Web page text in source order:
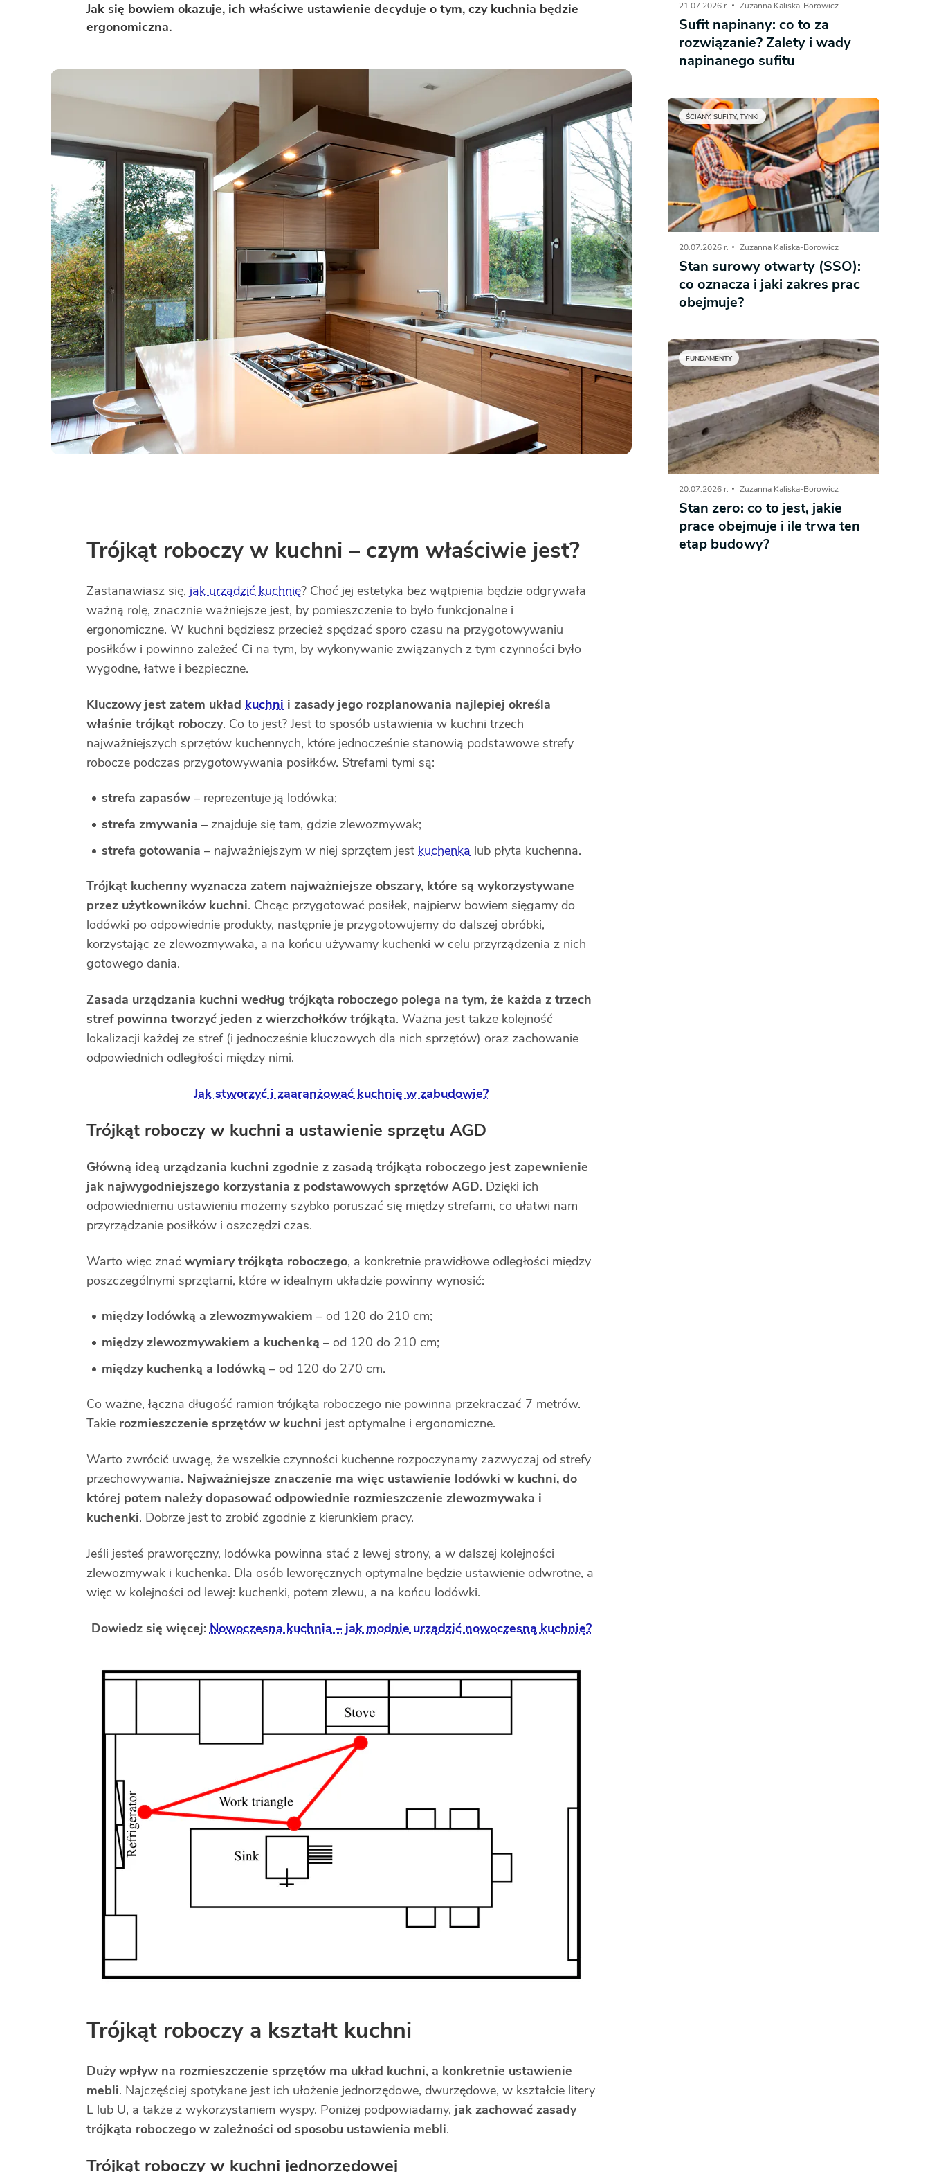
DODATKOWE ELEMENTY Dom pasywny- co to znaczy
AKADEMIA EXTRADOM.PL
Jak się bowiem okazuje, ich właściwe ustawienie decyduje o tym, czy kuchnia będzie
ergonomiczna.
Trójkąt roboczy w kuchni – czym właściwie jest?
Zastanawiasz się, jak urządzić kuchnię? Choć jej estetyka bez wątpienia będzie odgrywała
ważną rolę, znacznie ważniejsze jest, by pomieszczenie to było funkcjonalne i
ergonomiczne. W kuchni będziesz przecież spędzać sporo czasu na przygotowywaniu
posiłków i powinno zależeć Ci na tym, by wykonywanie związanych z tym czynności było
wygodne, łatwe i bezpieczne.
Kluczowy jest zatem układ kuchni i zasady jego rozplanowania najlepiej określa
właśnie trójkąt roboczy. Co to jest? Jest to sposób ustawienia w kuchni trzech
najważniejszych sprzętów kuchennych, które jednocześnie stanowią podstawowe strefy
robocze podczas przygotowywania posiłków. Strefami tymi są:
strefa zapasów – reprezentuje ją lodówka;
strefa zmywania – znajduje się tam, gdzie zlewozmywak;
strefa gotowania – najważniejszym w niej sprzętem jest kuchenka lub płyta kuchenna.
Trójkąt kuchenny wyznacza zatem najważniejsze obszary, które są wykorzystywane
przez użytkowników kuchni. Chcąc przygotować posiłek, najpierw bowiem sięgamy do
lodówki po odpowiednie produkty, następnie je przygotowujemy do dalszej obróbki,
korzystając ze zlewozmywaka, a na końcu używamy kuchenki w celu przyrządzenia z nich
gotowego dania.
Zasada urządzania kuchni według trójkąta roboczego polega na tym, że każda z trzech
stref powinna tworzyć jeden z wierzchołków trójkąta. Ważna jest także kolejność
lokalizacji każdej ze stref (i jednocześnie kluczowych dla nich sprzętów) oraz zachowanie
odpowiednich odległości między nimi.
Jak stworzyć i zaaranżować kuchnię w zabudowie?
Trójkąt roboczy w kuchni a ustawienie sprzętu AGD
Główną ideą urządzania kuchni zgodnie z zasadą trójkąta roboczego jest zapewnienie
jak najwygodniejszego korzystania z podstawowych sprzętów AGD. Dzięki ich
odpowiedniemu ustawieniu możemy szybko poruszać się między strefami, co ułatwi nam
przyrządzanie posiłków i oszczędzi czas.
Warto więc znać wymiary trójkąta roboczego, a konkretnie prawidłowe odległości między
poszczególnymi sprzętami, które w idealnym układzie powinny wynosić:
między lodówką a zlewozmywakiem – od 120 do 210 cm;
między zlewozmywakiem a kuchenką – od 120 do 210 cm;
między kuchenką a lodówką – od 120 do 270 cm.
Co ważne, łączna długość ramion trójkąta roboczego nie powinna przekraczać 7 metrów.
Takie rozmieszczenie sprzętów w kuchni jest optymalne i ergonomiczne.
Warto zwrócić uwagę, że wszelkie czynności kuchenne rozpoczynamy zazwyczaj od strefy
przechowywania. Najważniejsze znaczenie ma więc ustawienie lodówki w kuchni, do
której potem należy dopasować odpowiednie rozmieszczenie zlewozmywaka i
kuchenki. Dobrze jest to zrobić zgodnie z kierunkiem pracy.
Jeśli jesteś praworęczny, lodówka powinna stać z lewej strony, a w dalszej kolejności
zlewozmywak i kuchenka. Dla osób leworęcznych optymalne będzie ustawienie odwrotne, a
więc w kolejności od lewej: kuchenki, potem zlewu, a na końcu lodówki.
Dowiedz się więcej:Nowoczesna kuchnia – jak modnie urządzić nowoczesną kuchnię?
Trójkąt roboczy a kształt kuchni
Duży wpływ na rozmieszczenie sprzętów ma układ kuchni, a konkretnie ustawienie
mebli. Najczęściej spotykane jest ich ułożenie jednorzędowe, dwurzędowe, w kształcie litery
L lub U, a także z wykorzystaniem wyspy. Poniżej podpowiadamy, jak zachować zasady
trójkąta roboczego w zależności od sposobu ustawienia mebli.
Trójkąt roboczy w kuchni jednorzędowej
21.07.2026 r. Zuzanna Kaliska-Borowicz
Sufit napinany: co to za
rozwiązanie? Zalety i wady
napinanego sufitu
ŚCIANY, SUFITY, TYNKI
20.07.2026 r. Zuzanna Kaliska-Borowicz
Stan surowy otwarty (SSO):
co oznacza i jaki zakres prac
obejmuje?
FUNDAMENTY
20.07.2026 r. Zuzanna Kaliska-Borowicz
Stan zero: co to jest, jakie
prace obejmuje i ile trwa ten
etap budowy?